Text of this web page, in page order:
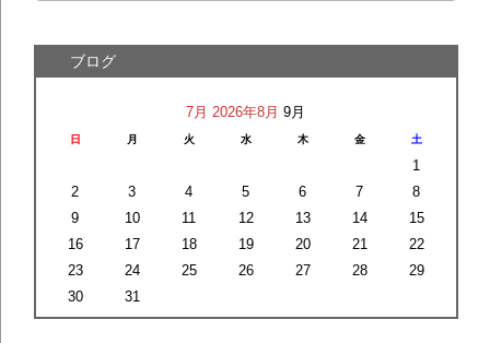
ブログ
7月 2026年8月 9月
日 月 火 水 木 金 土
1
2
3 4 5 6 7
8
9
10 11 12 13 14
15
16
17 18 19 20 21
22
23
24 25 26 27 28
29
30
31